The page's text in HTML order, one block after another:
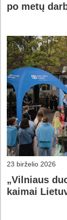
po metų
23 birželio 2026
„Vilniaus
kaimai